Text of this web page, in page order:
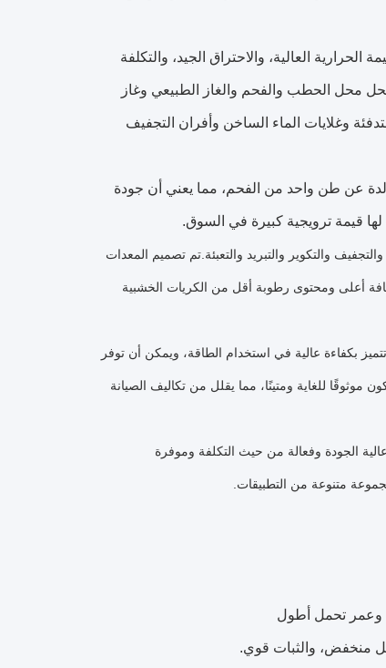
الحرارية العالية، والاحتراق الجيد، والتكلفة
محل الحطب والفحم والغاز الطبيعي وغاز
وغلايات الماء الساخن وأفران التجفيف
عن طن واحد من الفحم، مما يعني أن جودة
قيمة ترويجية كبيرة في السوق.
والتكوير والتبريد والتعبئة.تم تصميم المعدات
أعلى ومحتوى رطوبة أقل من الكريات الخشبية
بكفاءة عالية في استخدام الطاقة، ويمكن أن توفر
موثوقًا للغاية ومتينًا، مما يقلل من تكاليف الصيانة
الجودة وفعالة من حيث التكلفة وموفرة
متنوعة من التطبيقات.
وعمر تحمل أطول